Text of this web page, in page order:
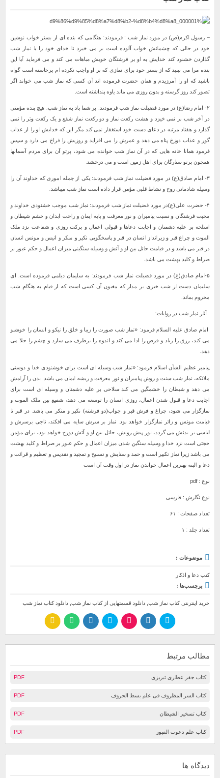
– رسول اکرم(ص) در مورد نماز شب : فرمودند: هنگامی که بنده ای از بستر خواب نوشین
خود در حالی که چشمانش خواب آلوده است بر می خیزد تا خدای خود را با نماز شب
گذاردن خشنود کند خدایش به او بر فرشتگان خویش مباهات می کند و می فرماید آیا این
بنده مرا می بینید که از بستر خود برای نمازی که بر او واجب نکرده ام برخاسته است گواه
باشید که او را آمرزیدم و همان حضرت فرموده اند آن کسی که نماز شب می خواند اگر
تصور کند روز گرسنه و بدون روزی می ماند یاوه پنداشته است.
۲- امام رضا(ع) در مورد فضیلت نماز شب فرمودند: بر شما باد به نماز شب. هیچ بنده مؤمنی
در آخر شب بر نمی خیزد و هشت رکعت نماز و دو رکعت نماز شفع و یک رکعت وتر را نمی
گذارد و هفتاد مرتبه در دعای دست خود استغفار نمی کند مگر این که خدایش او را از عذاب
گور و عذاب دوزخ پناه می دهد و عمرش را می افزاید و روزیش را فراخ می دارد و سپس
فرمود همانا خانه هایی که در آن نماز شب خوانده می شود،‌ پرتو آن برای مردم آسمانها
همچون پرتو ستارگان برای اهل زمین است و می درخشد.
۳- امام صادق(ع) در مورد فضیلت نماز شب فرمودند: یکی از جمله اموری که خداوند آن را
وسیله شادمانی روح و نشاط قلبی مؤمن قرار داده است نماز شب می‏باشد.
۴- حضرت علی(ع)در مورد فضیلت نماز شب فرمودند: نماز شب موجب خشنودی خداوند و
محبت فرشتگان و نسبت پیامبران و نور معرفت و پایه ایمان و راحت ابدان و خشم شیطان و
اسلحه بر علیه دشمنان و اجابت دعاها و قبولی اعمال و برکت روزی و شفاعت نزد ملک
الموت و چراغ قبر و زیرانداز انسان در قبر و پاسخگویی نکیر و منکر و انیس و مونس انسان
در قبر می باشد و در قیامت حائل بین او و آتش و وسیله سنگینی میزان اعمال و حکم عبور بر
صراط و کلید بهشت می باشد.
۵-امام صادق(ع) در مورد فضیلت نماز شب فرمودند: به سلیمان دیلمی فرموده است. ای
سلیمان دست از شب خیزی بر مدار که مغبون آن کسی است که از قیام به هنگام شب
محروم بماند.
. آثار نماز شب در روایات:
امام صادق علیه السلام فرمود: «نماز شب صورت را زیبا و خلق را نیکو و انسان را خوشبو
می کند، رزق را زیاد و قرض را ادا می کند و اندوه را برطرف می سازد و چشم را جلا می
دهد.
پیامبر عظیم الشأن اسلام فرمود: «نماز شب وسیله ای است برای خوشنودی خدا و دوستی
ملائکه، نماز شب سنت و روش پیامبران و نور معرفت و ریشه ایمان می باشد. بدن را آرامش
می دهد و شیطان را خشمگین می کند سلاحی بر علیه دشمنان و وسیله ای است برای
اجابت دعا و قبول شدن اعمال، روزی انسان را توسعه می دهد، شفیع بین ملک الموت و
نمازگزار می شود، چراغ و فرش قبر و جواب(دو فرشته) نکیر و منکر می باشد. در قبر تا
قیامت مونس و زائر نمازگزار خواهد بود. نماز بر سرش سایه می افکند، تاجی برسرش و
لباسی بر بدنش می گردد، نور پیش رویش، حائل بین او و آتش دوزخ خواهد بود، برای مؤمن
حجتی است نزد خدا و وسیله سنگین شدن میزان اعمال و حکم عبور بر صراط و کلید بهشت
می باشد زیرا نماز تکبیر است و حمد و ستایش و تسبیح و تمجید و تقدیس و تعظیم و قرائت و
دعا و البته بهترین اعمال خواندن نماز در اول وقت آن است
نوع : pdf
نوع نگارش : فارسی
تعداد صفحات : ۶۱
تعداد جلد : ۱
موضوعات :
کتب دعا و اذکار
برچسب‌ها :
خرید اینترنتی کتاب نماز شب دانلود قسمتهایی از کتاب نماز شب دانلود کتاب نماز شب
مطالب مرتبط
PDF کتاب جفر عطاری تبریزی
PDF کتاب السر المظروف فی علم بسط الحروف
PDF کتاب تسخیر الشیطان
PDF کتاب علم دعوت القبور
دیدگاه ها